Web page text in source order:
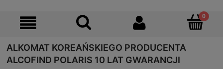
ALKOMAT KOREAŃSKIEGO PRODUCENTA
ALCOFIND POLARIS 10 LAT GWARANCJI